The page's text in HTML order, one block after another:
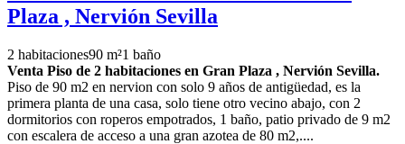
Plaza , Nervión Sevilla
2 habitaciones90 m²1 baño
Venta Piso de 2 habitaciones en Gran Plaza , Nervión Sevilla.
Piso de 90 m2 en nervion con solo 9 años de antigüedad, es la
primera planta de una casa, solo tiene otro vecino abajo, con 2
dormitorios con roperos empotrados, 1 baño, patio privado de 9 m2
con escalera de acceso a una gran azotea de 80 m2,....